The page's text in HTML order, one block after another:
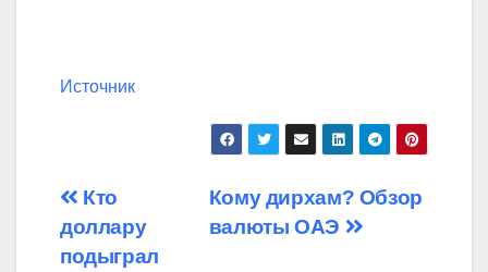
Источник
Навигация
по
Кому дирхам? Обзор
валюты ОАЭ
Кто
доллару
подыграл